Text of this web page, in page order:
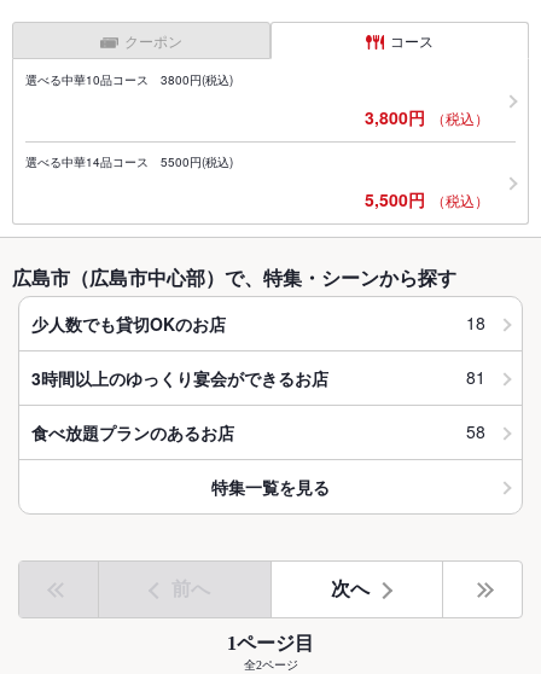
クーポン コース
選べる中華10品コース 3800円(税込)
3,800円 （税込）
選べる中華14品コース 5500円(税込)
5,500円 （税込）
広島市（広島市中心部）で、特集・シーンから探す
少人数でも貸切OKのお店 18
3時間以上のゆっくり宴会ができるお店 81
食べ放題プランのあるお店 58
特集一覧を見る
前へ 次へ
1ページ目
全2ページ